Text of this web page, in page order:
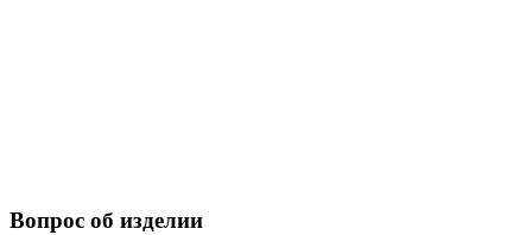
Вопрос об изделии